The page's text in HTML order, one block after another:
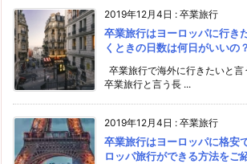
2019年12月4日 : 卒業旅行
卒業旅行はヨーロッパに行き
くときの日数は何日がいいの？
卒業旅行で海外に行きたいと
卒業旅行と言う長 ...
2019年12月4日 : 卒業旅行
卒業旅行はヨーロッパに格安
ロッパ旅行ができる方法をご